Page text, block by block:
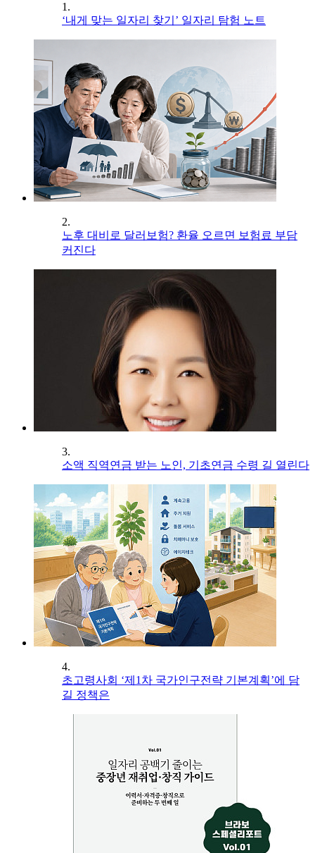
1.
‘내게 맞는 일자리 찾기’ 일자리 탐험 노트
2.
노후 대비로 달러보험? 환율 오르면 보험료 부담
커진다
3.
소액 직역연금 받는 노인, 기초연금 수령 길 열린다
4.
초고령사회 ‘제1차 국가인구전략 기본계획’에 담
길 정책은